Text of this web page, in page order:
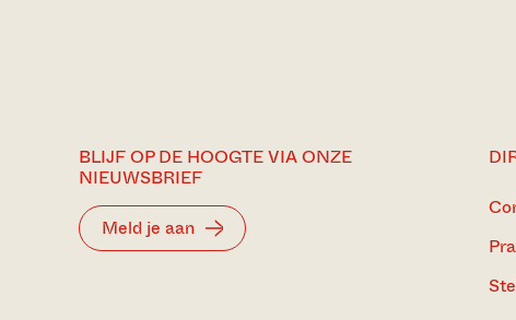
BLIJF OP DE HOOGTE VIA ONZE
NIEUWSBRIEF
Meld je aan